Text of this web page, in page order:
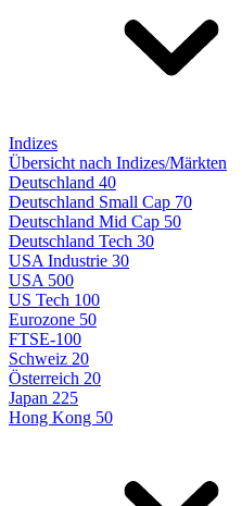
Indizes
Übersicht nach Indizes/Märkten
Deutschland 40
Deutschland Small Cap 70
Deutschland Mid Cap 50
Deutschland Tech 30
USA Industrie 30
USA 500
US Tech 100
Eurozone 50
FTSE-100
Schweiz 20
Österreich 20
Japan 225
Hong Kong 50